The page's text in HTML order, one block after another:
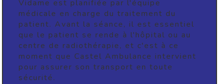
Vidame est planifiée par l'équipe
médicale en charge du traitement du
patient. Avant la séance, il est essentiel
que le patient se rende à l'hôpital ou au
centre de radiothérapie, et c'est à ce
moment que Castel Ambulance intervient
pour assurer son transport en toute
sécurité.